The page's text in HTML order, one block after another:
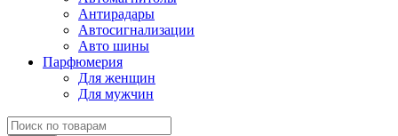
Антирадары
Автосигнализации
Авто шины
Парфюмерия
Для женщин
Для мужчин